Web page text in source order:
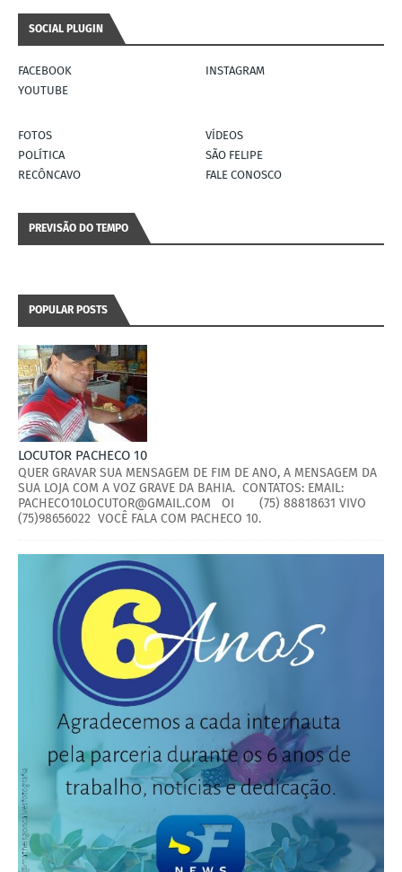
SOCIAL PLUGIN
FACEBOOK
INSTAGRAM
YOUTUBE
FOTOS
VÍDEOS
POLÍTICA
SÃO FELIPE
RECÔNCAVO
FALE CONOSCO
PREVISÃO DO TEMPO
POPULAR POSTS
LOCUTOR PACHECO 10
QUER GRAVAR SUA MENSAGEM DE FIM DE ANO, A MENSAGEM DA
SUA LOJA COM A VOZ GRAVE DA BAHIA. CONTATOS: EMAIL:
PACHECO10LOCUTOR@GMAIL.COM OI (75) 88818631 VIVO
(75)98656022 VOCÊ FALA COM PACHECO 10.